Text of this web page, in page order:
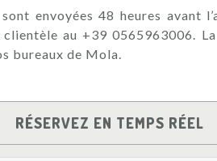
sont envoyées 48 heures avant
au +39 0565963006.
bureaux de Mola.
RÉSERVEZ EN TEMPS RÉEL